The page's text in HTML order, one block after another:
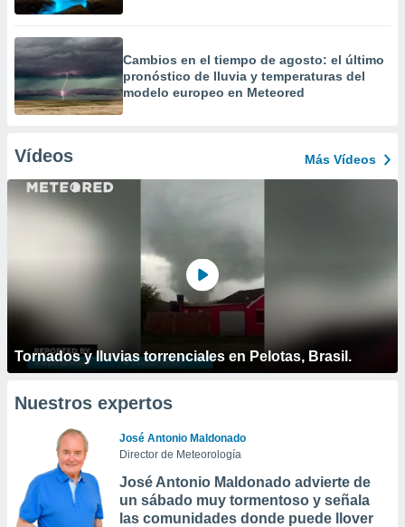
Cambios en el tiempo de agosto: el último
pronóstico de lluvia y temperaturas del
modelo europeo en Meteored
Vídeos Más Vídeos
Tornados y lluvias torrenciales en Pelotas, Brasil.
Nuestros expertos
José Antonio Maldonado
Director de Meteorología
José Antonio Maldonado advierte de
un sábado muy tormentoso y señala
las comunidades donde puede llover